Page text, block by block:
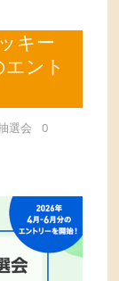
キー
ント
選会
0